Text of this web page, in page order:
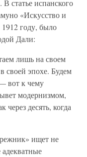
статье испанского
«Искусство и
году, было
Дали:
лишь на своем
своей эпохе. Будем
вот к чему
модернизмом,
через десять, когда
ищет не